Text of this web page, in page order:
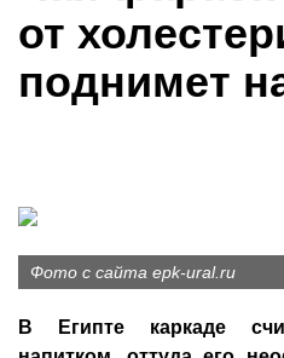
от
поднимет
Фото с сайта epk-ural.ru
В Египте каркаде